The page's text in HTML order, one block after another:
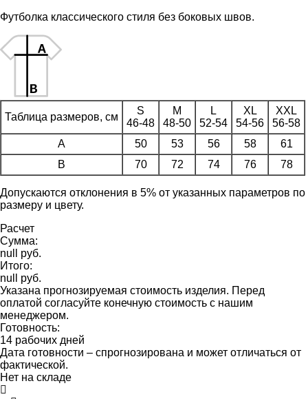
Футболка классического стиля без боковых швов.
Таблица размеров, см
S
46-48
M
48-50
L
52-54
XL
54-56
XXL
56-58
A
50 53 56 58
61
B
70 72 74 76 78
Допускаются отклонения в 5% от указанных параметров по
размеру и цвету.
Расчет
Сумма:
null руб.
Итого:
null руб.
Указана прогнозируемая стоимость изделия. Перед
оплатой согласуйте конечную стоимость с нашим
менеджером.
Готовность:
14 рабочих дней
Дата готовности – спрогнозирована и может отличаться от
фактической.
Нет на складе